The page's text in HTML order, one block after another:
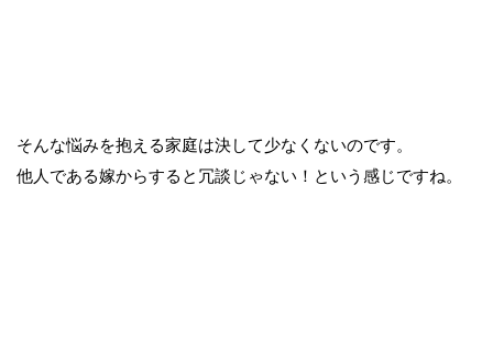
そんな悩みを抱える家庭は決して少なくないのです。
他人である嫁からすると冗談じゃない！という感じですね。